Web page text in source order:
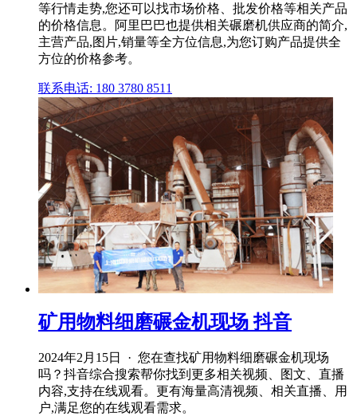
等行情走势,您还可以找市场价格、批发价格等相关产品
的价格信息。阿里巴巴也提供相关碾磨机供应商的简介,
主营产品,图片,销量等全方位信息,为您订购产品提供全
方位的价格参考。
联系电话: 180 3780 8511
矿用物料细磨碾金机现场 抖音
2024年2月15日 · 您在查找矿用物料细磨碾金机现场
吗？抖音综合搜索帮你找到更多相关视频、图文、直播
内容,支持在线观看。更有海量高清视频、相关直播、用
户,满足您的在线观看需求。